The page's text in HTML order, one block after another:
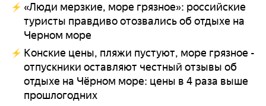
«Люди мерзкие, море грязное»: российские
туристы правдиво отозвались об отдыхе на
Черном море
Конские цены, пляжи пустуют, море грязное -
отпускники оставляют честный отзывы об
отдыхе на Чёрном море: цены в 4 раза выше
прошлогодних